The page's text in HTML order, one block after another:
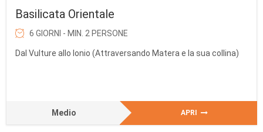
Basilicata Orientale
6 GIORNI - MIN. 2 PERSONE
Dal Vulture allo Ionio (Attraversando Matera e la sua collina)
Medio APRI